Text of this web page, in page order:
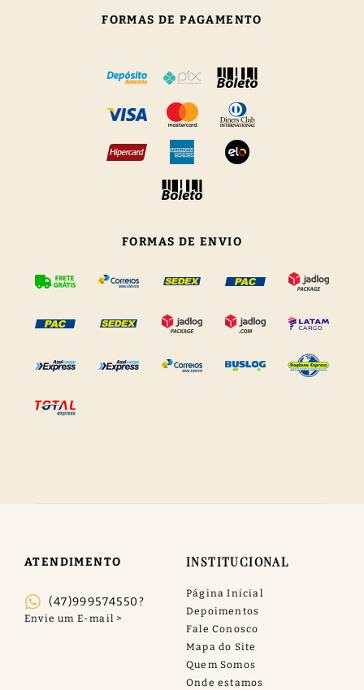
FORMAS DE PAGAMENTO
FORMAS DE ENVIO
ATENDIMENTO
(47)999574550?
INSTITUCIONAL
Página Inicial
Depoimentos
Fale Conosco
Mapa do Site
Quem Somos
Onde estamos